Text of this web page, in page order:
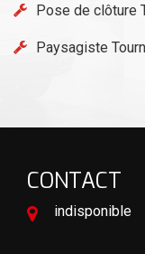
Pose de clôture
Paysagiste
CONTACT
indisponible